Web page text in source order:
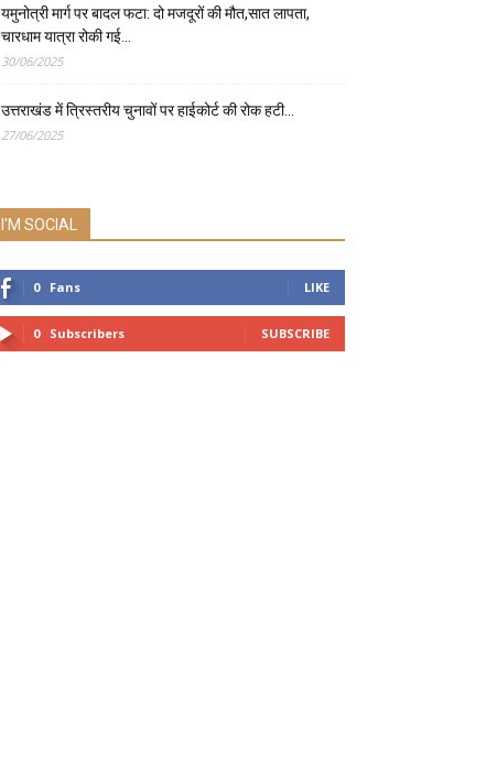
यमुनोत्री मार्ग पर बादल फटा: दो मजदूरों की मौत,सात लापता,
चारधाम यात्रा रोकी गई…
30/06/2025
उत्तराखंड में त्रिस्तरीय चुनावों पर हाईकोर्ट की रोक हटी…
27/06/2025
I'M SOCIAL
0 Fans LIKE
0 Subscribers SUBSCRIBE